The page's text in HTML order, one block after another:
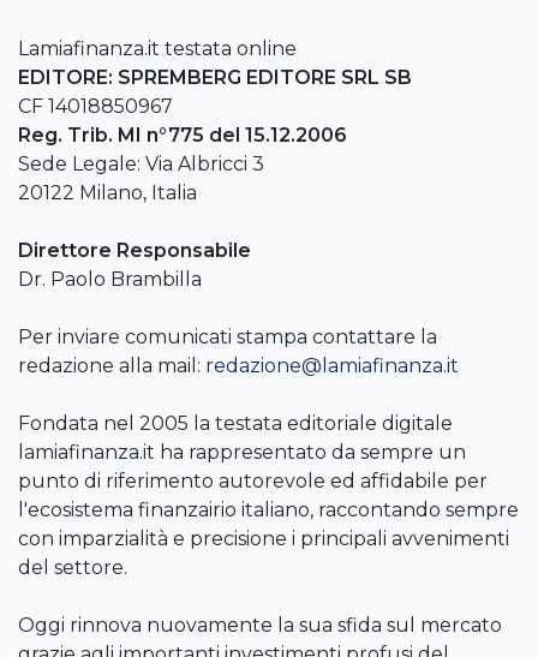
Lamiafinanza.it testata online
EDITORE: SPREMBERG EDITORE SRL SB
CF 14018850967
Reg. Trib. MI n°775 del 15.12.2006
Sede Legale: Via Albricci 3
20122 Milano, Italia
Direttore Responsabile
Dr. Paolo Brambilla
Per inviare comunicati stampa contattare la
redazione alla mail: redazione@lamiafinanza.it
Fondata nel 2005 la testata editoriale digitale
lamiafinanza.it ha rappresentato da sempre un
punto di riferimento autorevole ed affidabile per
l'ecosistema finanzairio italiano, raccontando sempre
con imparzialità e precisione i principali avvenimenti
del settore.
Oggi rinnova nuovamente la sua sfida sul mercato